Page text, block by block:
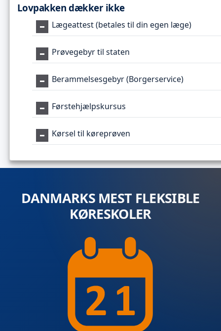
Lovpakken dækker ikke
Lægeattest (betales til din egen læge)
Prøvegebyr til staten
Berammelsesgebyr (Borgerservice)
Førstehjælpskursus
Kørsel til køreprøven
DANMARKS MEST FLEKSIBLE
KØRESKOLER